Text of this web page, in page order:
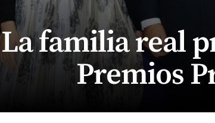
La familia real
Premios